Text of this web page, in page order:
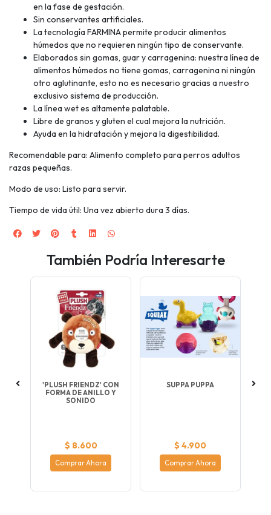
en la fase de gestación.
Sin conservantes artificiales.
La tecnología FARMINA permite producir alimentos
húmedos que no requieren ningún tipo de conservante.
Elaborados sin gomas, guar y carragenina: nuestra línea de
alimentos húmedos no tiene gomas, carragenina ni ningún
otro aglutinante, esto no es necesario gracias a nuestro
exclusivo sistema de producción.
La línea wet es altamente palatable.
Libre de granos y gluten el cual mejora la nutrición.
Ayuda en la hidratación y mejora la digestibilidad.
Recomendable para: Alimento completo para perros adultos
razas pequeñas.
Modo de uso: Listo para servir.
Tiempo de vida útil: Una vez abierto dura 3 días.
También Podría Interesarte
'PLUSH FRIENDZ' CON
FORMA DE ANILLO Y
SONIDO
$ 8.600
Comprar Ahora
SUPPA PUPPA
$ 4.900
Comprar Ahora